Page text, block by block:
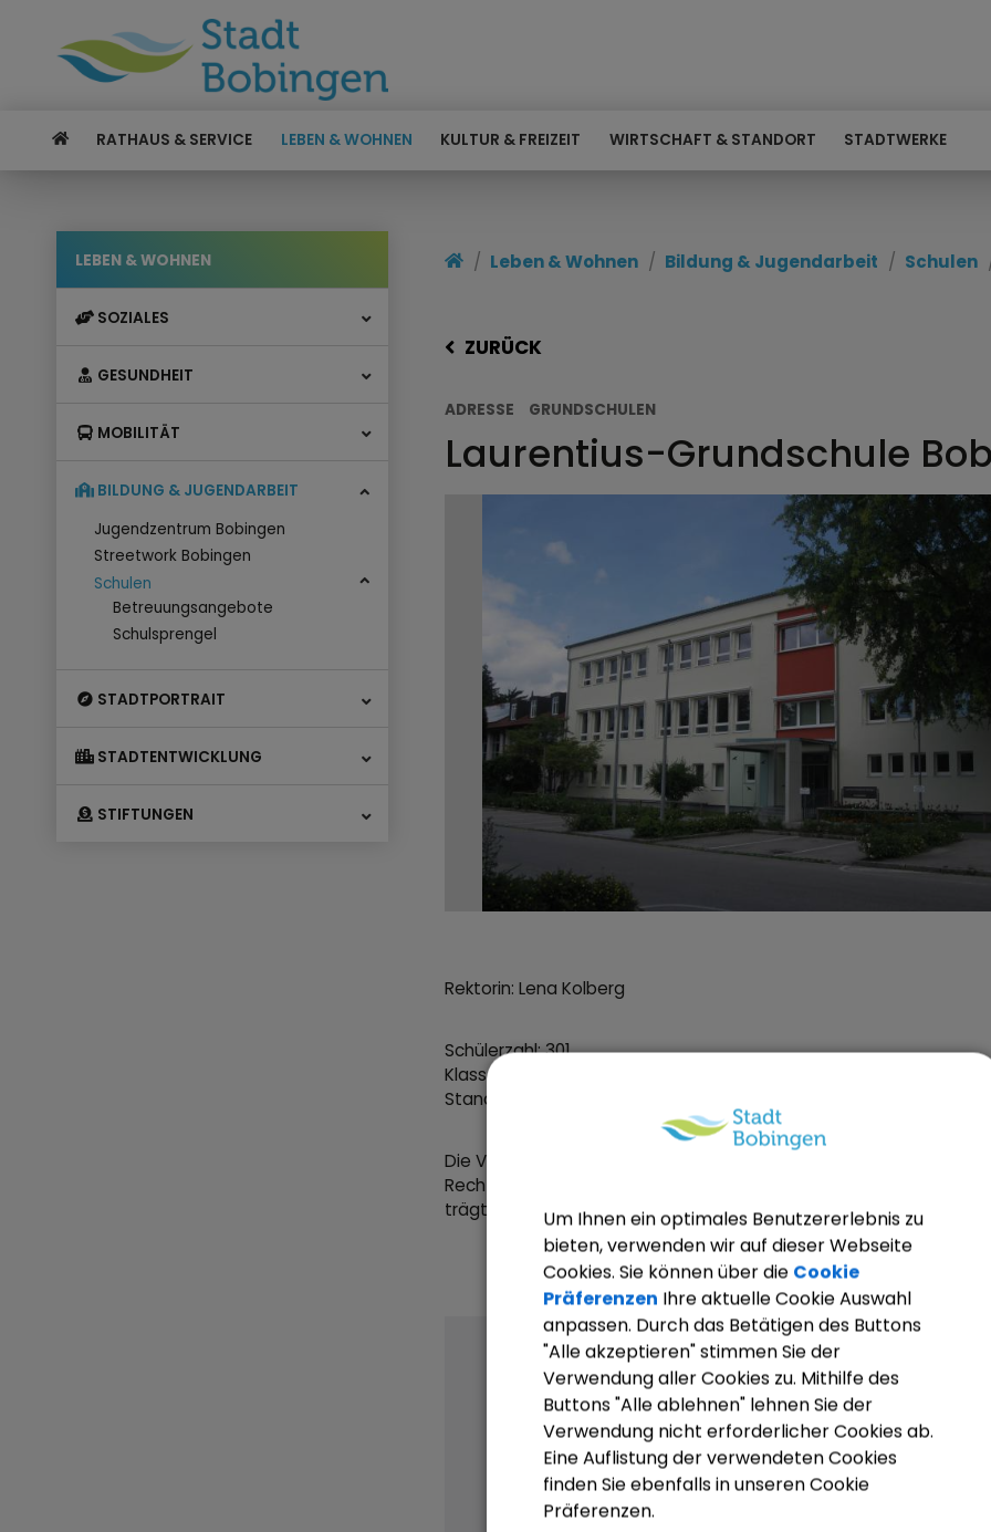
RATHAUS & SERVICE LEBEN & WOHNEN KULTUR & FREIZEIT WIRTSCHAFT & STANDORT STADTWERKE
LEBEN & WOHNEN
SOZIALES
GESUNDHEIT
MOBILITÄT
BILDUNG & JUGENDARBEIT
Jugendzentrum Bobingen
Streetwork Bobingen
Schulen
Betreuungsangebote
Schulsprengel
STADTPORTRAIT
STADTENTWICKLUNG
STIFTUNGEN
Leben & Wohnen Bildung & Jugendarbeit Schulen
ZURÜCK
ADRESSE GRUNDSCHULEN
Laurentius-Grundschule
Rektorin: Lena Kolberg
Schülerzahl: 301
Klassenzahl: 15
Stand 01.10.2024
Die Verleihung des Namens "Laurentius-Grundschule Bobingen"
Rechtsverordnung der Regierung von Schwaben am 03.12.2012
trägt diesen Namen rückwirkend ab dem 01.08.2012.
Um Ihnen ein optimales Benutzererlebnis zu
bieten, verwenden wir auf dieser Webseite
Cookies. Sie können über die Cookie
Präferenzen Ihre aktuelle Cookie Auswahl
anpassen. Durch das Betätigen des Buttons
"Alle akzeptieren" stimmen Sie der
Verwendung aller Cookies zu. Mithilfe des
Buttons "Alle ablehnen" lehnen Sie der
Verwendung nicht erforderlicher Cookies ab.
Eine Auflistung der verwendeten Cookies
finden Sie ebenfalls in unseren Cookie
Präferenzen.